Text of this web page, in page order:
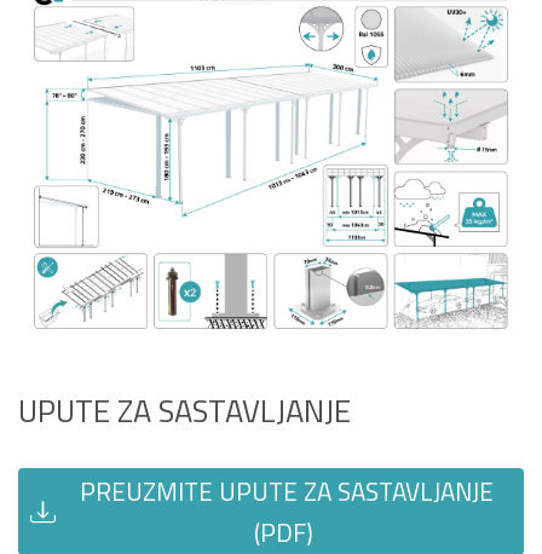
UPUTE ZA SASTAVLJANJE
PREUZMITE UPUTE ZA SASTAVLJANJE
(PDF)